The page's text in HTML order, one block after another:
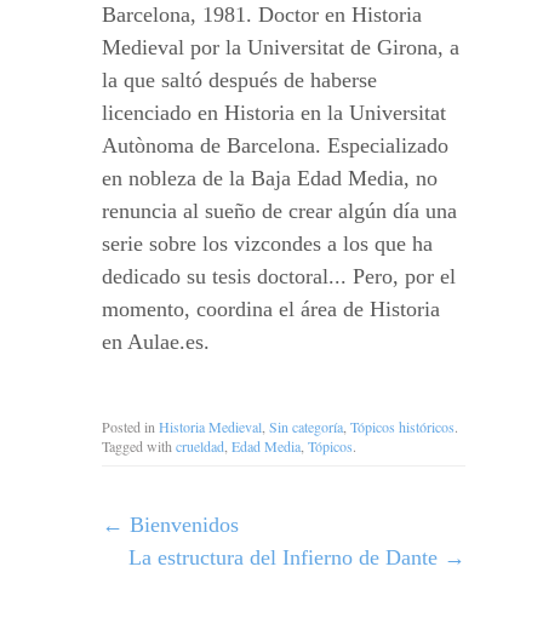
Barcelona, 1981. Doctor en Historia
Medieval por la Universitat de Girona, a
la que saltó después de haberse
licenciado en Historia en la Universitat
Autònoma de Barcelona. Especializado
en nobleza de la Baja Edad Media, no
renuncia al sueño de crear algún día una
serie sobre los vizcondes a los que ha
dedicado su tesis doctoral... Pero, por el
momento, coordina el área de Historia
en Aulae.es.
Posted in Historia Medieval Sin categoría Tópicos históricos.
Tagged with crueldad Edad Media Tópicos.
← Bienvenidos
La estructura del Infierno de Dante →